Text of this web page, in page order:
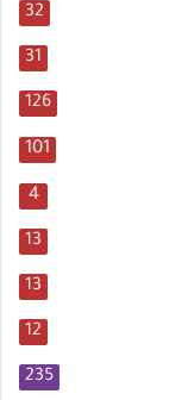
32
31
126
101
4
13
13
12
235